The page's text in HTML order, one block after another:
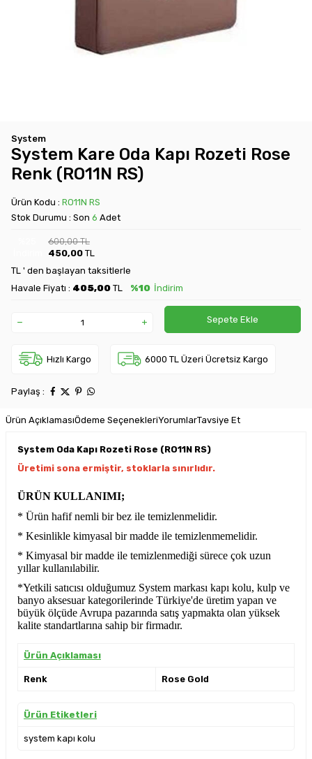
System
System Kare Oda Kapı Rozeti Rose
Renk (RO11N RS)
Ürün Kodu : RO11N RS
Stok Durumu : Son 6 Adet
600,00TL
450,00 TL
TL ' den başlayan taksitlerle
Havale Fiyatı : 405,00 TL %10 İndirim
Sepete Ekle
Hızlı Kargo 6000 TL Üzeri Ücretsiz Kargo
Paylaş :
Ürün AçıklamasıÖdeme SeçenekleriYorumlarTavsiye Et
System Oda Kapı Rozeti Rose (RO11N RS)
Üretimi sona ermiştir, stoklarla sınırlıdır.
ÜRÜN KULLANIMI;
* Ürün hafif nemli bir bez ile temizlenmelidir.
* Kesinlikle kimyasal bir madde ile temizlenmemelidir.
* Kimyasal bir madde ile temizlenmediği sürece çok uzun
yıllar kullanılabilir.
*Yetkili satıcısı olduğumuz System markası kapı kolu, kulp ve
banyo aksesuar kategorilerinde Türkiye'de üretim yapan ve
büyük ölçüde Avrupa pazarında satış yapmakta olan yüksek
kalite standartlarına sahip bir firmadır.
Ürün Açıklaması
Renk Rose Gold
Ürün Etiketleri
system kapı kolu